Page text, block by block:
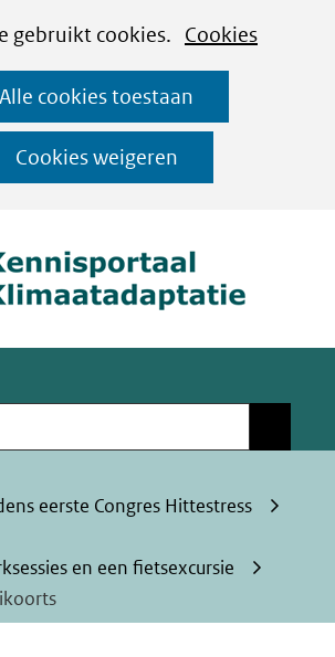
gebruikt cookies. Cookies
Alle cookies toestaan
Cookies weigeren
Ga
naar
de
inhoud
eerste Congres Hittestress
en een fietsexcursie